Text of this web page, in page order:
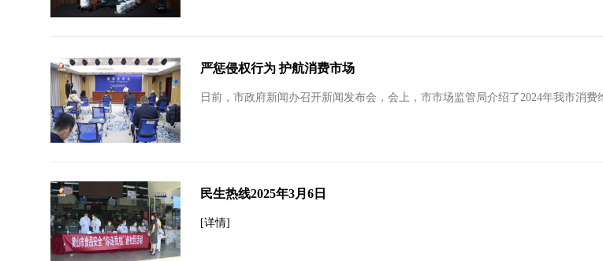
严惩侵权行为 护航消费市场
日前，市政府新闻办召开新闻发布会，会上，市市场监管局介绍了2024年我市消费
民生热线2025年3月6日
[详情]